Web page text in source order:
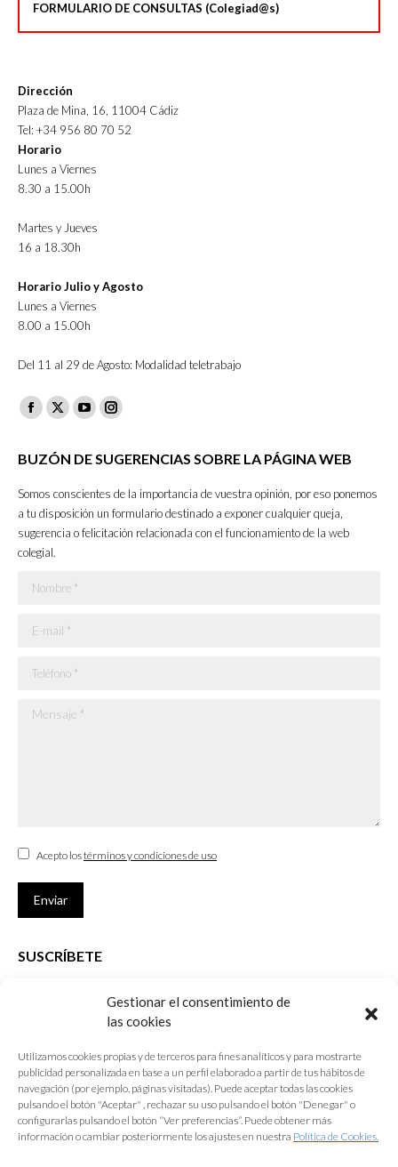
Gestionar el consentimiento de
las cookies
Utilizamos cookies propias y de terceros para fines analíticos y para mostrarte
publicidad personalizada en base a un perfil elaborado a partir de tus hábitos de
navegación (por ejemplo, páginas visitadas). Puede aceptar todas las cookies
pulsando el botón "Aceptar" , rechazar su uso pulsando el botón "Denegar" o
configurarlas pulsando el botón “Ver preferencias”. Puede obtener más
información o cambiar posteriormente los ajustes en nuestra Política de Cookies.
FORMULARIO DE CONSULTAS (Colegiad@s)
Dirección
Plaza de Mina, 16, 11004 Cádiz
Tel: +34 956 80 70 52
Horario
Lunes a Viernes
8.30 a 15.00h
Martes y Jueves
16 a 18.30h
Horario Julio y Agosto
Lunes a Viernes
8.00 a 15.00h
Del 11 al 29 de Agosto: Modalidad teletrabajo
Facebook
opens
new
window
X
opens
new
window
YouTube
opens
new
window
Instagram
opens
in
new
window
BUZÓN DE SUGERENCIAS SOBRE LA PÁGINA WEB
Somos conscientes de la importancia de vuestra opinión, por eso ponemos
a tu disposición un formulario destinado a exponer cualquier queja,
sugerencia o felicitación relacionada con el funcionamiento de la web
colegial.
Nombre *
E-mail *
Teléfono *
Mensaje *
Acepto lostérminos y condiciones de uso
Enviar
SUSCRÍBETE
que desarrolla el Colegio de Arquitectos de Cádiz
E-mail *
Acepto lostérminos y condiciones de uso